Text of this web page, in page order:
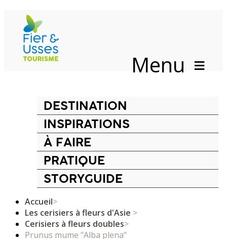
Menu
DESTINATION
INSPIRATIONS
À FAIRE
PRATIQUE
STORYGUIDE
Accueil>
Les cerisiers à fleurs d'Asie >
Cerisiers à fleurs doubles>
Prunus mume "Alba plena"